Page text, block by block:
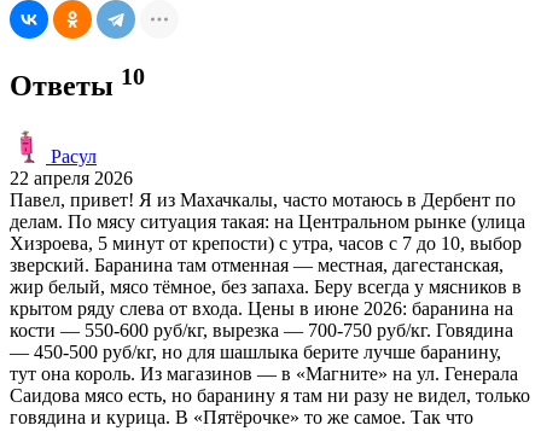
Ответы 10
Расул
22 апреля 2026
Павел, привет! Я из Махачкалы, часто мотаюсь в Дербент по
делам. По мясу ситуация такая: на Центральном рынке (улица
Хизроева, 5 минут от крепости) с утра, часов с 7 до 10, выбор
зверский. Баранина там отменная — местная, дагестанская,
жир белый, мясо тёмное, без запаха. Беру всегда у мясников в
крытом ряду слева от входа. Цены в июне 2026: баранина на
кости — 550-600 руб/кг, вырезка — 700-750 руб/кг. Говядина
— 450-500 руб/кг, но для шашлыка берите лучше баранину,
тут она король. Из магазинов — в «Магните» на ул. Генерала
Саидова мясо есть, но баранину я там ни разу не видел, только
говядина и курица. В «Пятёрочке» то же самое. Так что